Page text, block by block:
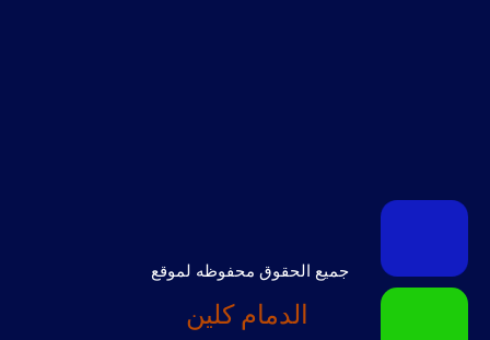
جميع الحقوق محفوظه لموقع
الدمام كلين